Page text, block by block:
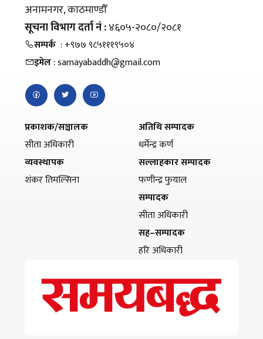
अनामनगर, काठमाण्डौँ
सूचना विभाग दर्ता नं :४६०५-२०८०/२०८१
सम्पर्क : +९७७ ९८५१११९५०४
इमेल: samayabaddh@gmail.com
प्रकाशक/सञ्चालक
सीता अधिकारी
व्यवस्थापक
शंकर तिमल्सिना
अतिथि सम्पादक
धर्मेन्द्र कर्ण
सल्लाहकार सम्पादक
फणीन्द्र फुयाल
सम्पादक
सीता अधिकारी
सह–सम्पादक
हरि अधिकारी